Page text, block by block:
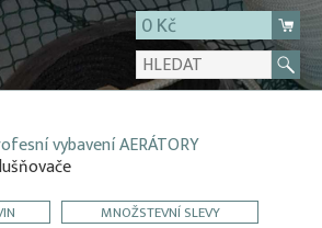
0 Kč
vybavení AERÁTORY
MNOŽSTEVNÍ SLEVY